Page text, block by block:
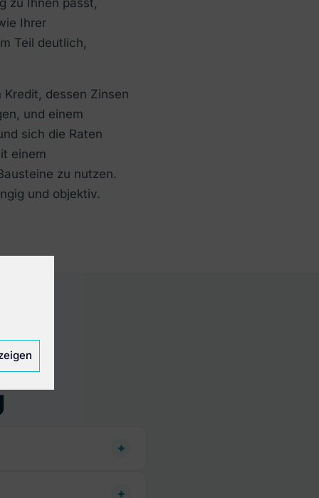
zu Ihnen passt,
Ihrer
Teil deutlich,
dessen Zinsen
und einem
sich die Raten
einem
zu nutzen.
und objektiv.